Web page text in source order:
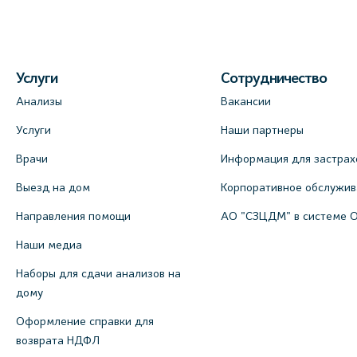
Услуги
Анализы
Услуги
Врачи
Выезд на дом
Направления помощи
Наши медиа
Наборы для сдачи анализов на
дому
Оформление справки для
возврата НДФЛ
Сотрудничество
Вакансии
Наши партнеры
Информация для
Корпоративное
АО "СЗЦДМ" в системе